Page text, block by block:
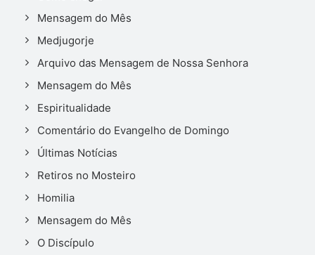
Mensagem do Mês
Medjugorje
Arquivo das Mensagem de Nossa Senhora
Mensagem do Mês
Espiritualidade
Comentário do Evangelho de Domingo
Últimas Notícias
Retiros no Mosteiro
Homilia
Mensagem do Mês
O Discípulo